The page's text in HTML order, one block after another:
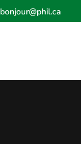
bonjour@phil.ca